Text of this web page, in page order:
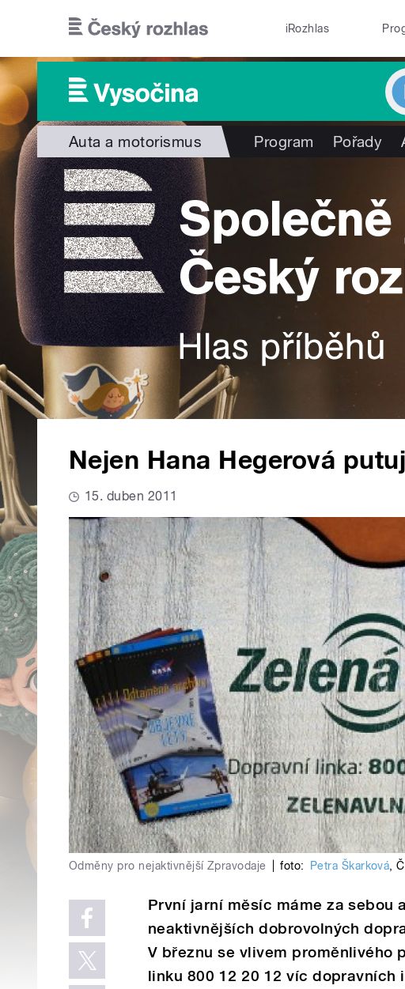
iRozhlas
Auta a motorismus Program Pořady
Nejen Hana Hegerová
15. duben 2011
Odměny pro nejaktivnější Zpravodaje foto: Petra Škarková,
První jarní měsíc máme za sebou
neaktivnějších dobrovolných
V březnu se vlivem proměnlivého
linku 800 12 20 12 víc dopravních